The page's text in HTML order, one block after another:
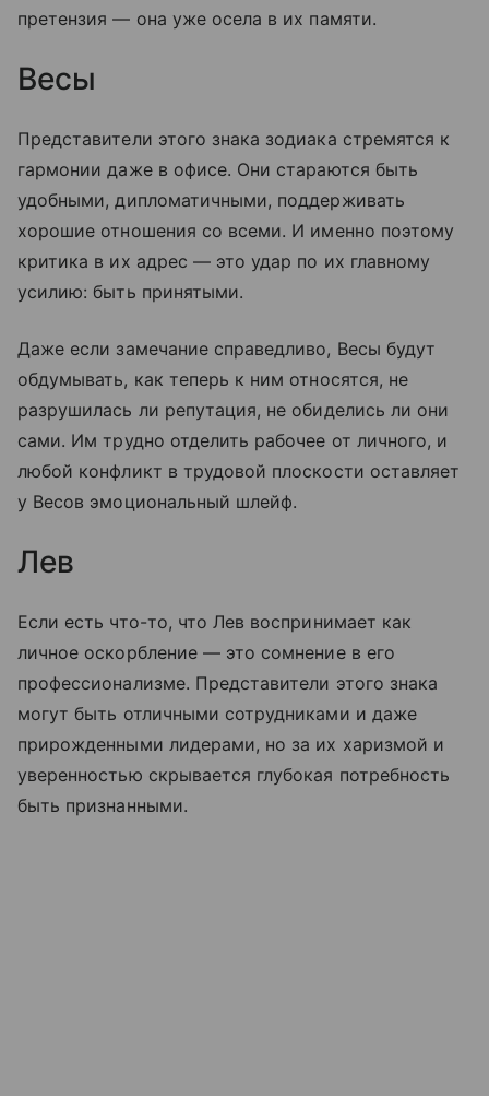
претензия — она уже осела в их памяти.
Весы
Представители этого знака зодиака стремятся к
гармонии даже в офисе. Они стараются быть
удобными, дипломатичными, поддерживать
хорошие отношения со всеми. И именно поэтому
критика в их адрес — это удар по их главному
усилию: быть принятыми.
Даже если замечание справедливо, Весы будут
обдумывать, как теперь к ним относятся, не
разрушилась ли репутация, не обиделись ли они
сами. Им трудно отделить рабочее от личного, и
любой конфликт в трудовой плоскости оставляет
у Весов эмоциональный шлейф.
Лев
Если есть что-то, что Лев воспринимает как
личное оскорбление — это сомнение в его
профессионализме. Представители этого знака
могут быть отличными сотрудниками и даже
прирожденными лидерами, но за их харизмой и
уверенностью скрывается глубокая потребность
быть признанными.